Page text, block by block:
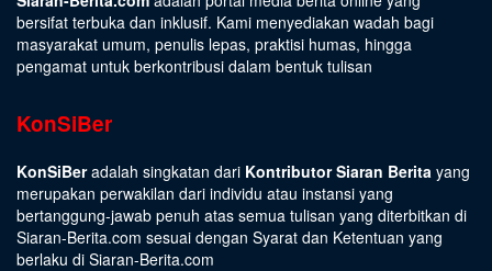
bersifat terbuka dan inklusif. Kami menyediakan wadah bagi
masyarakat umum, penulis lepas, praktisi humas, hingga
pengamat untuk berkontribusi dalam bentuk tulisan
KonSiBer
KonSiBeradalah singkatan dari Kontributor Siaran Berita yang
merupakan perwakilan dari individu atau instansi yang
bertanggung-jawab penuh atas semua tulisan yang diterbitkan di
Siaran-Berita.com sesuai dengan Syarat dan Ketentuan yang
berlaku di Siaran-Berita.com